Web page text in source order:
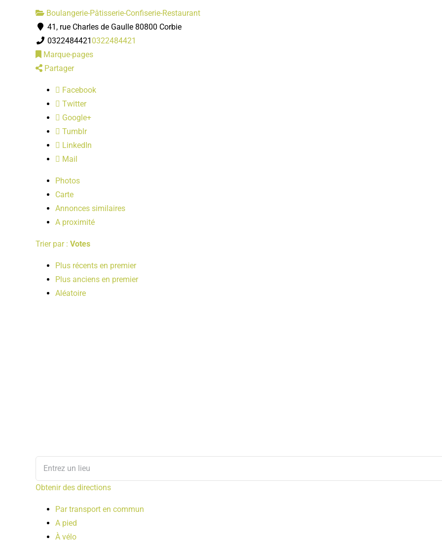
Boulangerie-Pâtisserie-Confiserie-Restaurant
41, rue Charles de Gaulle 80800 Corbie
0322484421 0322484421
Marque-pages
Partager
Facebook
Twitter
Google+
Tumblr
LinkedIn
Mail
Photos
Carte
Annonces similaires
A proximité
Trier par : Votes
Plus récents en premier
Plus anciens en premier
Aléatoire
Obtenir des directions
Par transport en commun
A pied
À vélo